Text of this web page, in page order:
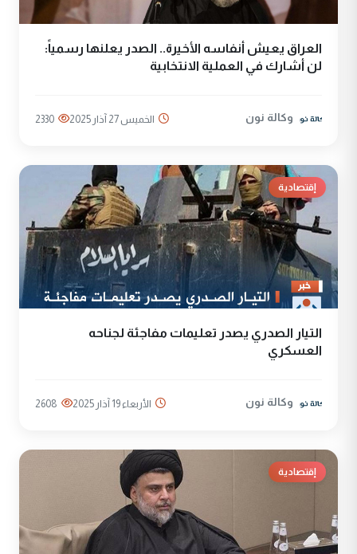
العراق يعيش أنفاسه الأخيرة.. الصدر يعلنها رسمياً:
لن أشارك في العملية الانتخابية
وكالة نون الخميس 27 آذار 2025 2330
إقتصادية
التيار الصدري يصدر تعليمات مفاجئة لجناحه
العسكري
وكالة نون الأربعاء 19 آذار 2025 2608
إقتصادية